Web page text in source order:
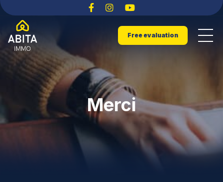
Free evaluation
Merci